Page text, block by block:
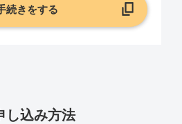
続きをする
し込み方法